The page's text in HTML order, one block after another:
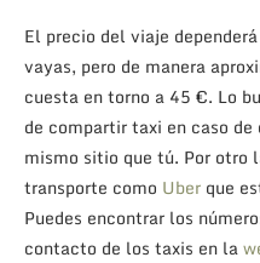
El precio del viaje
vayas, pero de manera
cuesta en torno a 45 €. Lo
de compartir taxi en caso
mismo sitio que tú. Por otro
transporte como Uber que
Puedes encontrar los
contacto de los taxis en la